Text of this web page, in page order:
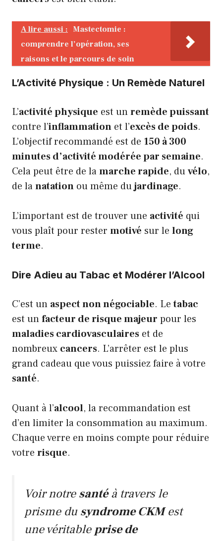
A lire aussi : Mastectomie :
comprendre l’opération, ses
raisons et le parcours de soin
L’Activité Physique : Un Remède Naturel
L’activité physique est unremède puissant
contre l’inflammation et l’excès de poids.
L’objectif recommandé est de 150 à 300
minutes d’activité modérée par semaine.
Cela peut être de lamarche rapide, duvélo,
de lanatation ou même dujardinage.
L’important est de trouver une activité qui
vous plaît pour rester motivé sur le long
terme.
Dire Adieu au Tabac et Modérer l’Alcool
C’est un aspect non négociable. Letabac
est unfacteur de risque majeur pour les
maladies cardiovasculaires et de
nombreux cancers. L’arrêter est le plus
grand cadeau que vous puissiez faire à votre
santé.
Quant à l’alcool, la recommandation est
d’en limiter la consommation au maximum.
Chaque verre en moins compte pour réduire
votre risque.
Voir notresantéà travers le
prisme du syndrome CKMest
une véritable prise de